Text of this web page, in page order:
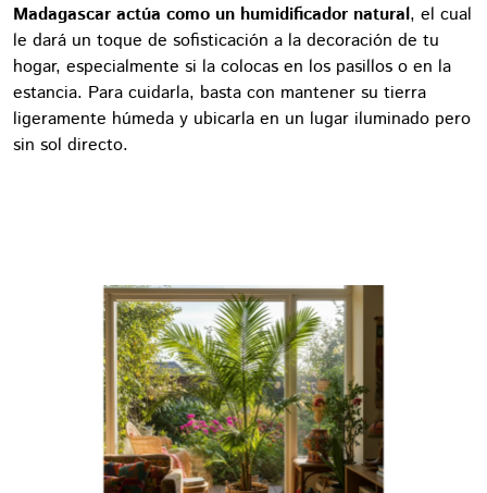
Madagascar actúa como un humidificador natural, el cual
le dará un toque de sofisticación a la decoración de tu
hogar, especialmente si la colocas en los pasillos o en la
estancia. Para cuidarla, basta con mantener su tierra
ligeramente húmeda y ubicarla en un lugar iluminado pero
sin sol directo.